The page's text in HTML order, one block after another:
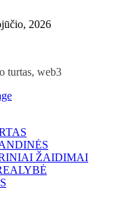
2026
turtas, web3
ŽAIDIMAI